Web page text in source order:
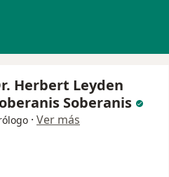
Herbert Leyden
Soberanis
· Ver más